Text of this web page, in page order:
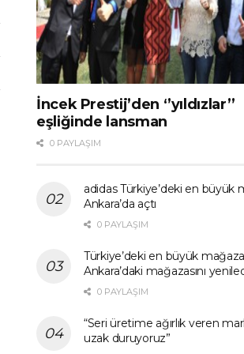
İncek Prestij’den ‘’yıldızlar’’
eşliğinde lansman
0 PAYLAŞIM
adidas Türkiye’deki en büyük
Ankara’da açtı
0 PAYLAŞIM
Türkiye’deki en büyük
Ankara’daki mağazasını
0 PAYLAŞIM
“Seri üretime ağırlık veren
uzak duruyoruz”